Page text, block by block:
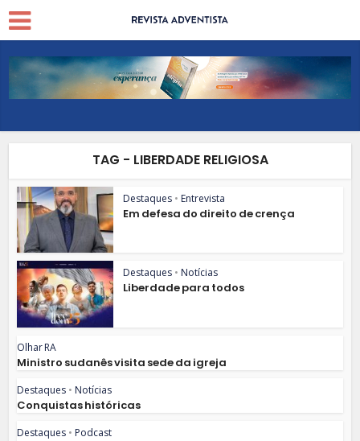
TAG - LIBERDADE RELIGIOSA
Destaques • Entrevista
Em defesa do direito de crença
Destaques • Notícias
Liberdade para todos
Olhar RA
Ministro sudanês visita sede da igreja
Destaques • Notícias
Conquistas históricas
Destaques • Podcast